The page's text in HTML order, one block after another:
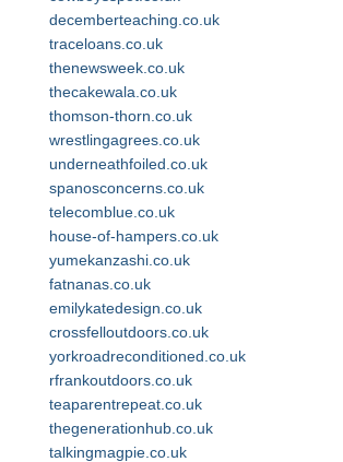
decemberteaching.co.uk
traceloans.co.uk
thenewsweek.co.uk
thecakewala.co.uk
thomson-thorn.co.uk
wrestlingagrees.co.uk
underneathfoiled.co.uk
spanosconcerns.co.uk
telecomblue.co.uk
house-of-hampers.co.uk
yumekanzashi.co.uk
fatnanas.co.uk
emilykatedesign.co.uk
crossfelloutdoors.co.uk
yorkroadreconditioned.co.uk
rfrankoutdoors.co.uk
teaparentrepeat.co.uk
thegenerationhub.co.uk
talkingmagpie.co.uk